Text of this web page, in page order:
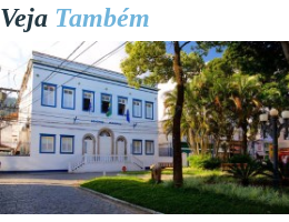
Veja Também